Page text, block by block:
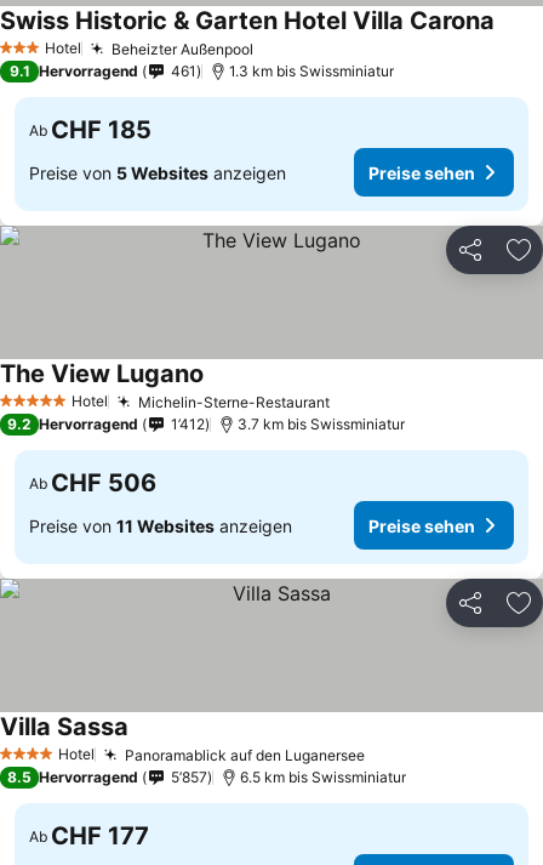
3 SterneHotel Beheizter Außenpool
Swiss Historic & Garten Hotel Villa Carona
9.1 Hervorragend 461 1.3 km bis Swissminiatur
Ab CHF 185
Preise von 5 Websites anzeigen Preise sehen
Teilen
5 Sterne Hotel Michelin-Sterne-RestaurantPreise sehen
The View Lugano
9.2 Hervorragend 1’412 3.7 km bis Swissminiatur
Ab CHF 506
Preise von 11 Websites anzeigen Preise sehen
Teilen
4 Sterne Hotel Panoramablick auf den LuganerseePreise sehen
Villa Sassa
8.5 Hervorragend 5’857 6.5 km bis Swissminiatur
Ab CHF 177